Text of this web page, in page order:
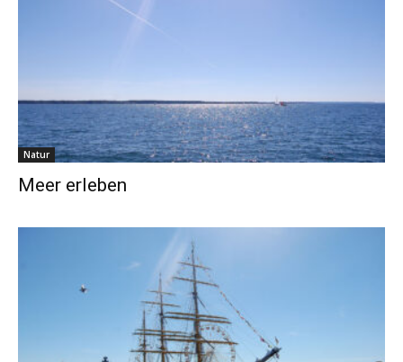
Natur
Meer erleben